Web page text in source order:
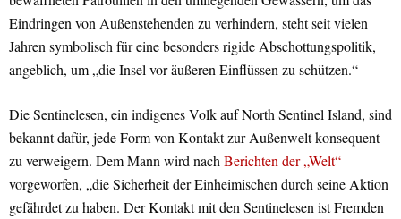
Eindringen von Außenstehenden zu verhindern, steht seit vielen
Jahren symbolisch für eine besonders rigide Abschottungspolitik,
angeblich, um „die Insel vor äußeren Einflüssen zu schützen.“
Die Sentinelesen, ein indigenes Volk auf North Sentinel Island, sind
bekannt dafür, jede Form von Kontakt zur Außenwelt konsequent
zu verweigern. Dem Mann wird nach Berichten der „Welt“
vorgeworfen, „die Sicherheit der Einheimischen durch seine Aktion
gefährdet zu haben. Der Kontakt mit den Sentinelesen ist Fremden